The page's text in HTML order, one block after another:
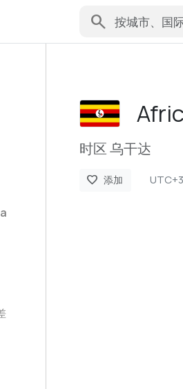
search
时区 乌干达
favorite 添加 UTC+3